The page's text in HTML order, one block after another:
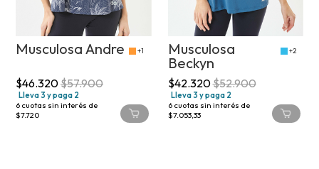
Musculosa Andre +1
$46.320$57.900
Lleva 3 y paga 2
6 cuotas sin interés de
$7.720
Musculosa
Beckyn
+2
$42.320$52.900
Lleva 3 y paga 2
6 cuotas sin interés de
$7.053,33